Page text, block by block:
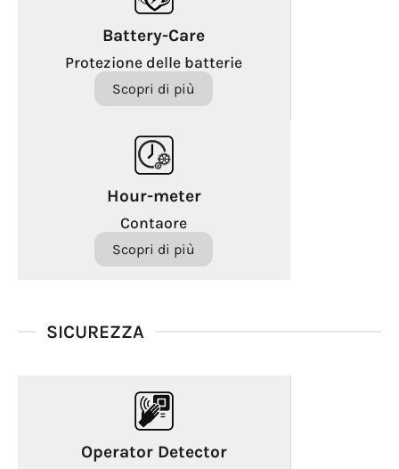
Battery-Care
Protezione delle batterie
Scopri di più
Hour-meter
Contaore
Scopri di più
SICUREZZA
Operator Detector